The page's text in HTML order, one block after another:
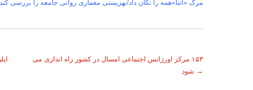
مرگ «آتنا»همه را تکان داد/بهزیستی معماری روانی جامعه را بررسی کند
ناوبری
نوشته
۱۵۳ مرکز اورژانس اجتماعی امسال در کشور راه اندازی می
شود →